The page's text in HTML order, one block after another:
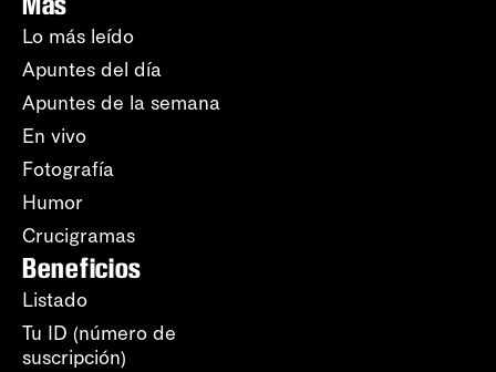
Lo más leído
Apuntes del día
Apuntes de la semana
En vivo
Fotografía
Humor
Crucigramas
Beneficios
Listado
Tu ID (número de
suscripción)